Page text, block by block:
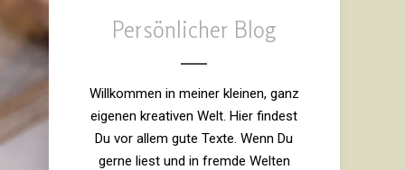
Persönlicher Blog
Willkommen in meiner kleinen, ganz
eigenen kreativen Welt. Hier findest
Du vor allem gute Texte. Wenn Du
gerne liest und in fremde Welten